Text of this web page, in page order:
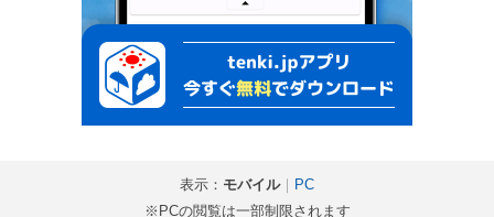
表示： モバイル｜
PC
※PCの閲覧は一部制限されます